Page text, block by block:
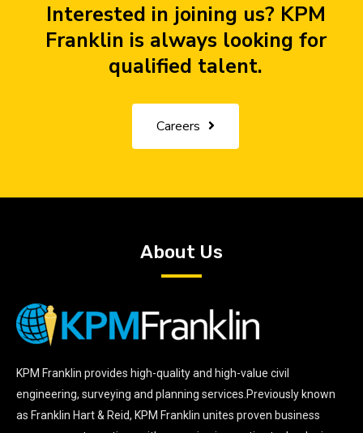
Interested in joining us? KPM
Franklin is always looking for
qualified talent.
Careers
About Us
KPM Franklin provides high-quality and high-value civil
engineering, surveying and planning services.Previously known
as Franklin Hart & Reid, KPM Franklin unites proven business